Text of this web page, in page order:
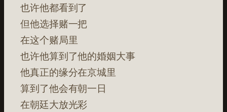
也许他都看到了
但他选择赌一把
在这个赌局里
也许他算到了他的婚姻大事
他真正的缘分在京城里
算到了他会有朝一日
在朝廷大放光彩